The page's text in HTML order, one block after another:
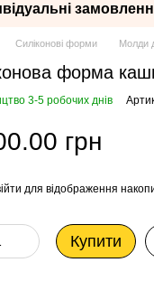
Силіконові форми Молди
форма
3-5 робочих днів
грн
для відображення
Купити